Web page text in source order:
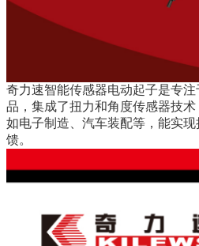
奇力速智能传感器电动起子是专
品，集成了扭力和角度传感器技术
如电子制造、汽车装配等，能实
馈。‌